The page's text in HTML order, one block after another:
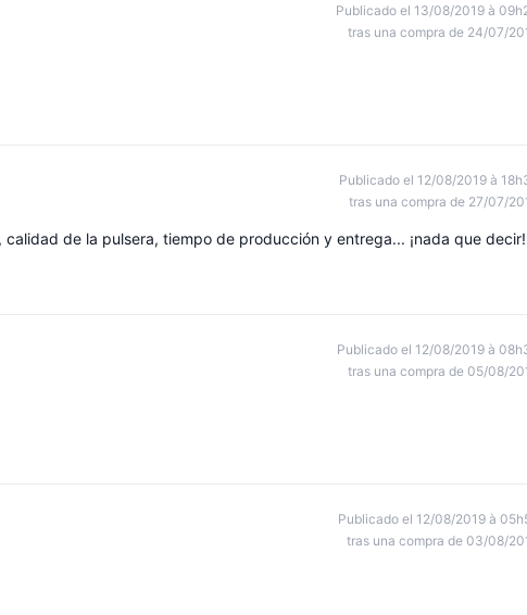
Publicado el 13/08/2019 à
tras una compra de 24/07/
Publicado el 12/08/2019 à
tras una compra de 27/07/
de la pulsera, tiempo de producción y entrega... ¡nada que decir!
Publicado el 12/08/2019 à
tras una compra de 05/08/
Publicado el 12/08/2019 à
tras una compra de 03/08/